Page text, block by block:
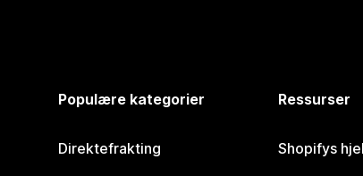
Populære kategorier
Direktefrakting
Ressurser
Shopifys